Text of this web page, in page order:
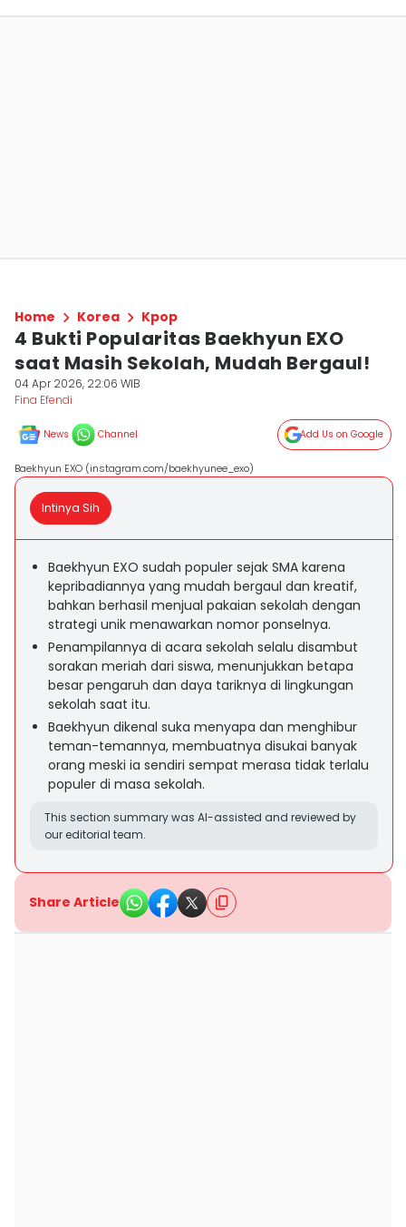
Home Korea Kpop
4 Bukti Popularitas Baekhyun EXO
saat Masih Sekolah, Mudah Bergaul!
04 Apr 2026, 22:06 WIB
Fina Efendi
News Channel Add Us on Google
Baekhyun EXO (instagram.com/baekhyunee_exo)
Intinya Sih
Baekhyun EXO sudah populer sejak SMA karena
kepribadiannya yang mudah bergaul dan kreatif,
bahkan berhasil menjual pakaian sekolah dengan
strategi unik menawarkan nomor ponselnya.
Penampilannya di acara sekolah selalu disambut
sorakan meriah dari siswa, menunjukkan betapa
besar pengaruh dan daya tariknya di lingkungan
sekolah saat itu.
Baekhyun dikenal suka menyapa dan menghibur
teman-temannya, membuatnya disukai banyak
orang meski ia sendiri sempat merasa tidak terlalu
populer di masa sekolah.
This section summary was AI-assisted and reviewed by
our editorial team.
Share Article